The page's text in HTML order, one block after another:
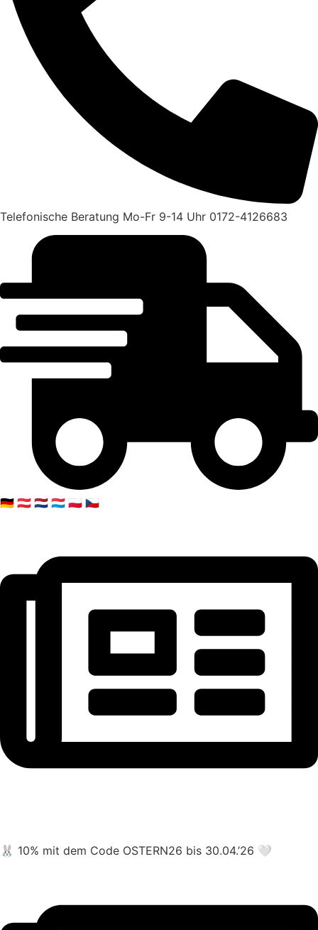
Telefonische Beratung Mo-Fr 9-14 Uhr 0172-4126683
🇩🇪 🇦🇹 🇳🇱 🇱🇺 🇵🇱 🇨🇿
🐰 10% mit dem Code OSTERN26 bis 30.04.’26 🤍